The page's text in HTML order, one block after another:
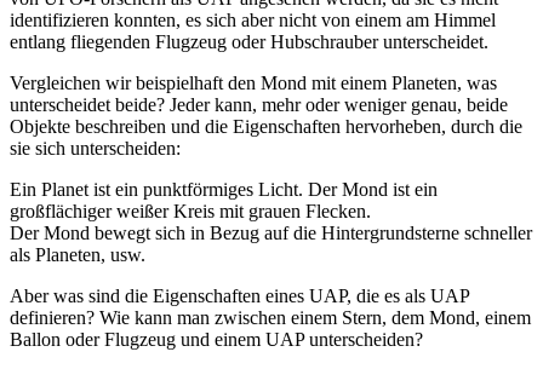
identifizieren konnten, es sich aber nicht von einem am Himmel
entlang fliegenden Flugzeug oder Hubschrauber unterscheidet.
Vergleichen wir beispielhaft den Mond mit einem Planeten, was
unterscheidet beide? Jeder kann, mehr oder weniger genau, beide
Objekte beschreiben und die Eigenschaften hervorheben, durch die
sie sich unterscheiden:
Ein Planet ist ein punktförmiges Licht. Der Mond ist ein
großflächiger weißer Kreis mit grauen Flecken.
Der Mond bewegt sich in Bezug auf die Hintergrundsterne schneller
als Planeten, usw.
Aber was sind die Eigenschaften eines UAP, die es als UAP
definieren? Wie kann man zwischen einem Stern, dem Mond, einem
Ballon oder Flugzeug und einem UAP unterscheiden?